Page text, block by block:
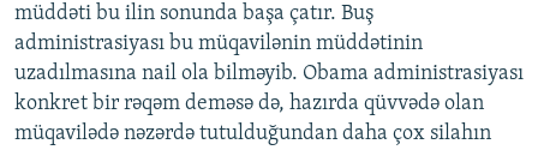
müddəti bu ilin sonunda başa çatır. Buş
administrasiyası bu müqavilənin müddətinin
uzadılmasına nail ola bilməyib. Obama administrasiyası
konkret bir rəqəm deməsə də, hazırda qüvvədə olan
müqavilədə nəzərdə tutulduğundan daha çox silahın